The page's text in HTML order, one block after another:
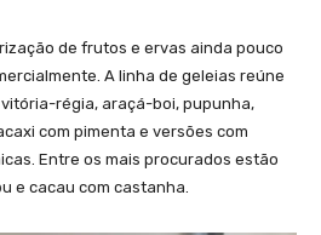
de frutos e ervas ainda pouco
A linha de geleias reúne
vitória-régia, araçá-boi, pupunha,
com pimenta e versões com
Entre os mais procurados estão
e cacau com castanha.